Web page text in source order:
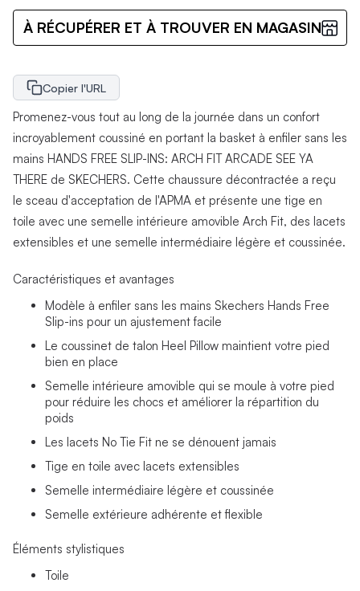
À RÉCUPÉRER ET À TROUVER EN MAGASIN
Copier l'URL
Promenez-vous tout au long de la journée dans un confort
incroyablement coussiné en portant la basket à enfiler sans les
mains HANDS FREE SLIP-INS: ARCH FIT ARCADE SEE YA
THERE de SKECHERS. Cette chaussure décontractée a reçu
le sceau d'acceptation de l'APMA et présente une tige en
toile avec une semelle intérieure amovible Arch Fit, des lacets
extensibles et une semelle intermédiaire légère et coussinée.
Caractéristiques et avantages
Modèle à enfiler sans les mains Skechers Hands Free
Slip-ins pour un ajustement facile
Le coussinet de talon Heel Pillow maintient votre pied
bien en place
Semelle intérieure amovible qui se moule à votre pied
pour réduire les chocs et améliorer la répartition du
poids
Les lacets No Tie Fit ne se dénouent jamais
Tige en toile avec lacets extensibles
Semelle intermédiaire légère et coussinée
Semelle extérieure adhérente et flexible
Éléments stylistiques
Toile